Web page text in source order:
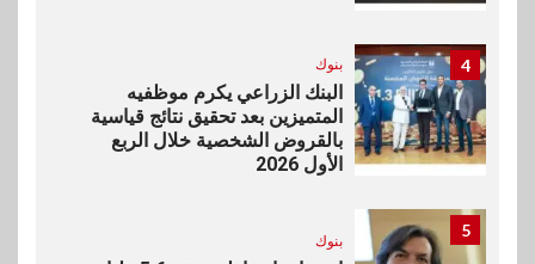
4 بنوك
البنك الزراعي يكرم موظفيه
المتميزين بعد تحقيق نتائج قياسية
بالقروض الشخصية خلال الربع
الأول 2026
5
بنوك